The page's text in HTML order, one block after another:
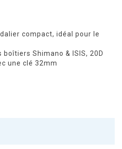
compact, idéal pour le
Shimano & ISIS, 20D
une clé 32mm